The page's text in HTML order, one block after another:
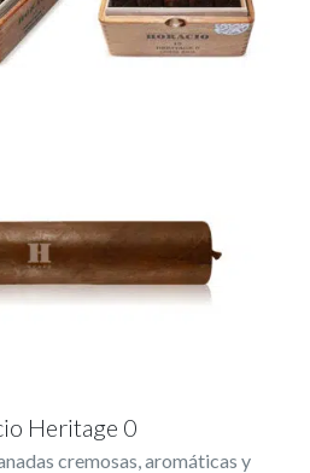
Heritage 0
cremosas, aromáticas y